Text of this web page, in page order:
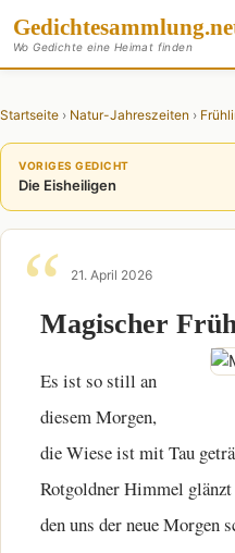
Gedichtesammlung
Wo Gedichte eine Heimat finden
Startseite › Natur-Jahreszeiten ›
VORIGES GEDICHT
Die Eisheiligen
21. April 2026
Magischer
Es ist so still an
diesem Morgen,
die Wiese ist mit Tau
Rotgoldner Himmel
den uns der neue Morgen